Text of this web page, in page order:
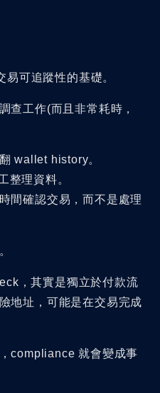
可追蹤性的基礎。
查工作(而且非常耗時，
wallet history。
整理資料。
間確認交易，而不是處理
，其實是獨立於付款流
地址，可能是在交易完成
compliance 就會變成事